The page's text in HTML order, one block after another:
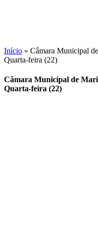
Início » Câmara Municipal
Quarta-feira (22)
Câmara Municipal de Mari
Quarta-feira (22)